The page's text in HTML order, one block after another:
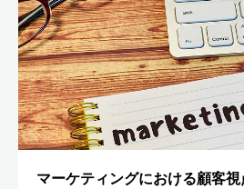
マーケティングにおける顧客